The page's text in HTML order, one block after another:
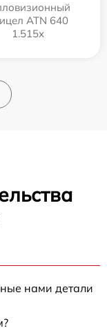
ATN 640
1.515x
нами детали